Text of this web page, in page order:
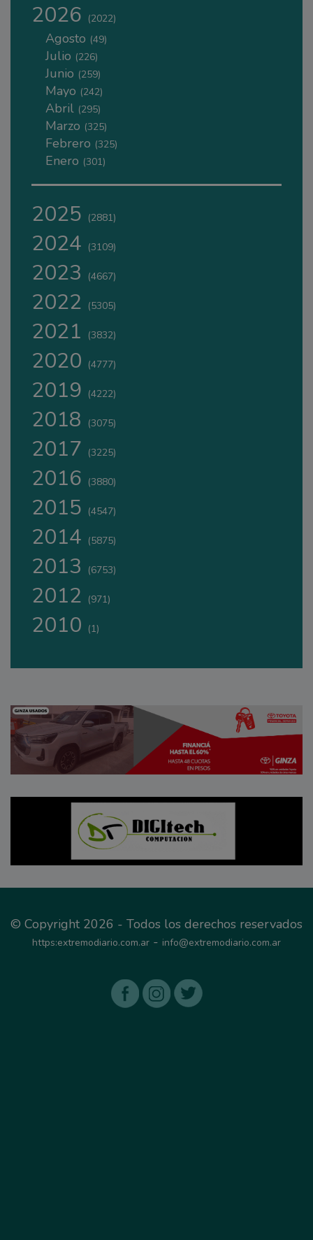
2026 (2022)
Agosto (49)
Julio (226)
Junio (259)
Mayo (242)
Abril (295)
Marzo (325)
Febrero (325)
Enero (301)
2025 (2881)
2024 (3109)
2023 (4667)
2022 (5305)
2021 (3832)
2020 (4777)
2019 (4222)
2018 (3075)
2017 (3225)
2016 (3880)
2015 (4547)
2014 (5875)
2013 (6753)
2012 (971)
2010 (1)
© Copyright 2026 - Todos los derechos reservados
https:extremodiario.com.ar - info@extremodiario.com.ar